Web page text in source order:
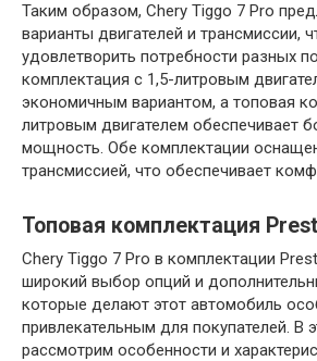
Таким образом, Chery Tiggo 7 Pro
варианты двигателей и трансмиссии,
удовлетворить потребности разных
комплектация с 1,5-литровым
экономичным вариантом, а топовая
литровым двигателем обеспечивает
мощность. Обе комплектации
трансмиссией, что обеспечивает
Топовая комплектация
Chery Tiggo 7 Pro в комплектации
широкий выбор опций и
которые делают этот автомобиль
привлекательным для покупателей. В
рассмотрим особенности и